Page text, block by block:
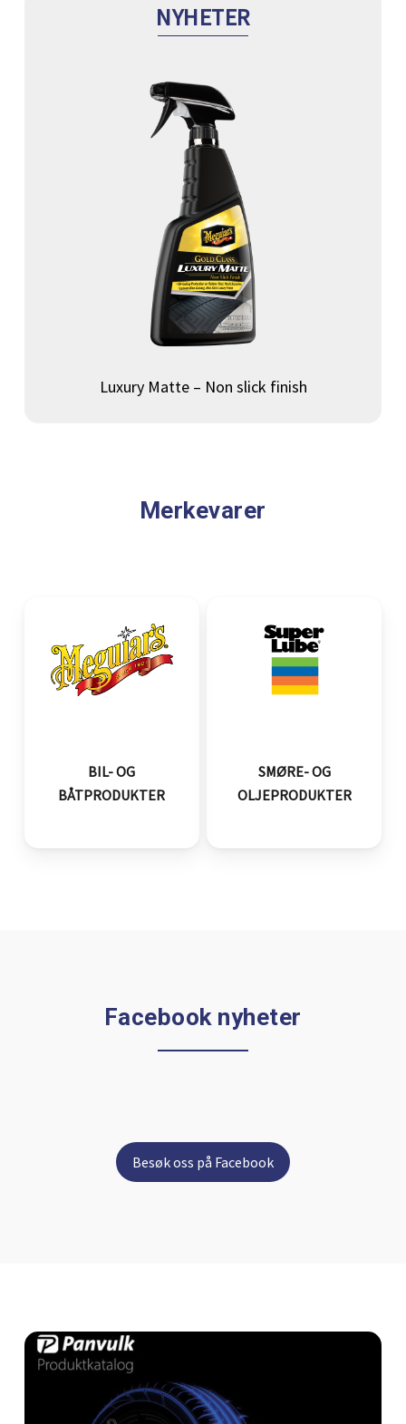
NYHETER
Luxury Matte – Non slick finish
Merkevarer
BIL- OG
BÅTPRODUKTER
SMØRE- OG
OLJEPRODUKTER
Facebook nyheter
Besøk oss på Facebook